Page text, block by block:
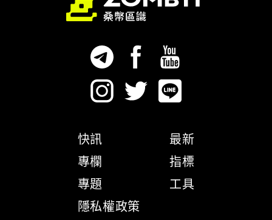
快訊
專欄
專題
隱私權政策
最新
指標
工具